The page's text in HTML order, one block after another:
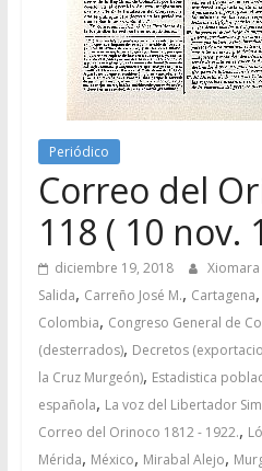
Periódico
Correo del
118 ( 10 nov.
diciembre 19, 2018
Salida, Carreño José M., Cartagena,
Colombia, Congreso General de
(desterrados), Decretos
la Cruz Murgeón), Estadistica
española, La voz del Libertador
Correo del Orinoco 1812 - 1922.,
Mérida, México, Mirabal Alejo,